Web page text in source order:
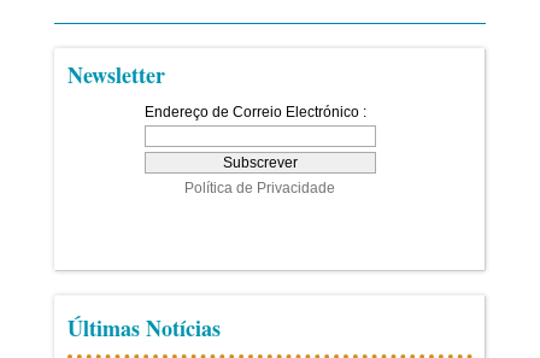
Newsletter
Últimas Notícias